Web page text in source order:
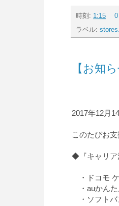
時刻: 1:15
ラベル:
【お知
2017年12月
このたびお
◆『キャリア
・ドコモ
・auかんた
・ソフトバ